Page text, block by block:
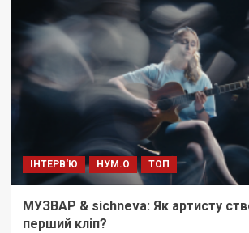
ІНТЕРВ'Ю НУМ.О ТОП
МУЗВАР & sichneva: Як артисту
перший кліп?